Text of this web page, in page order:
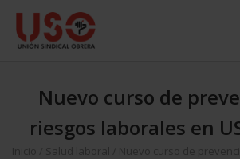
Nuevo curso de
riesgos laborales en
Inicio Salud laboral
Nuevo curso de